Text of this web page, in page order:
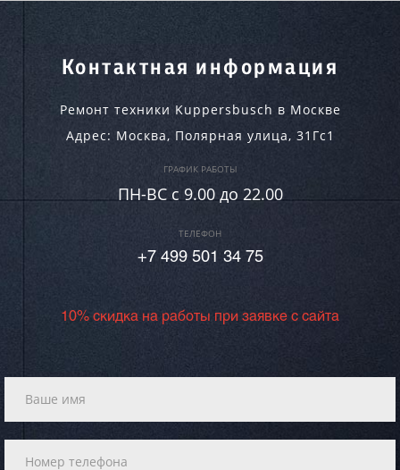
Контактная информация
Ремонт техники Kuppersbusch в Москве
Адрес: Москва, Полярная улица, 31Гс1
ГРАФИК РАБОТЫ
ПН-ВC c 9.00 до 22.00
ТЕЛЕФОН
+7 499 501 34 75
10% скидка на работы при заявке с сайта